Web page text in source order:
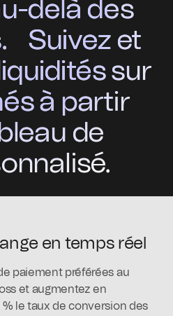
delà des
Suivez et
sur
à partir
de
en temps réel
paiement préférées au
et augmentez en
le taux de conversion des